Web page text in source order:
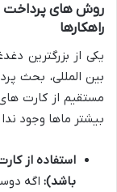
روش های پرداخت
راهکارها
یکی از بزرگترین
بین المللی، بحث
مستقیم از کارت های
بیشتر ماها وجود
استفاده از
باشد): اگه